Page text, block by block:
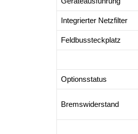
Integrierter Netzfilter
Feldbussteckplatz
Optionsstatus
Bremswiderstand